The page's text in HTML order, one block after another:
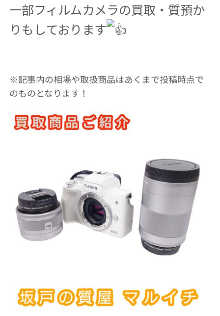
一部フィルムカメラの買取・質預か
りもしております
※記事内の相場や取扱商品はあくまで投稿時点で
のものとなります！